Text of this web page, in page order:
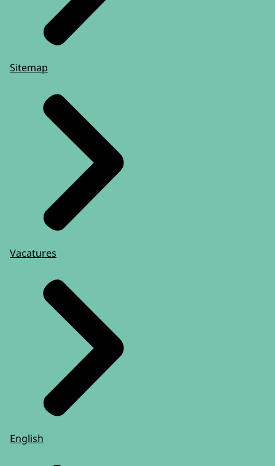
Sitemap
Vacatures
English